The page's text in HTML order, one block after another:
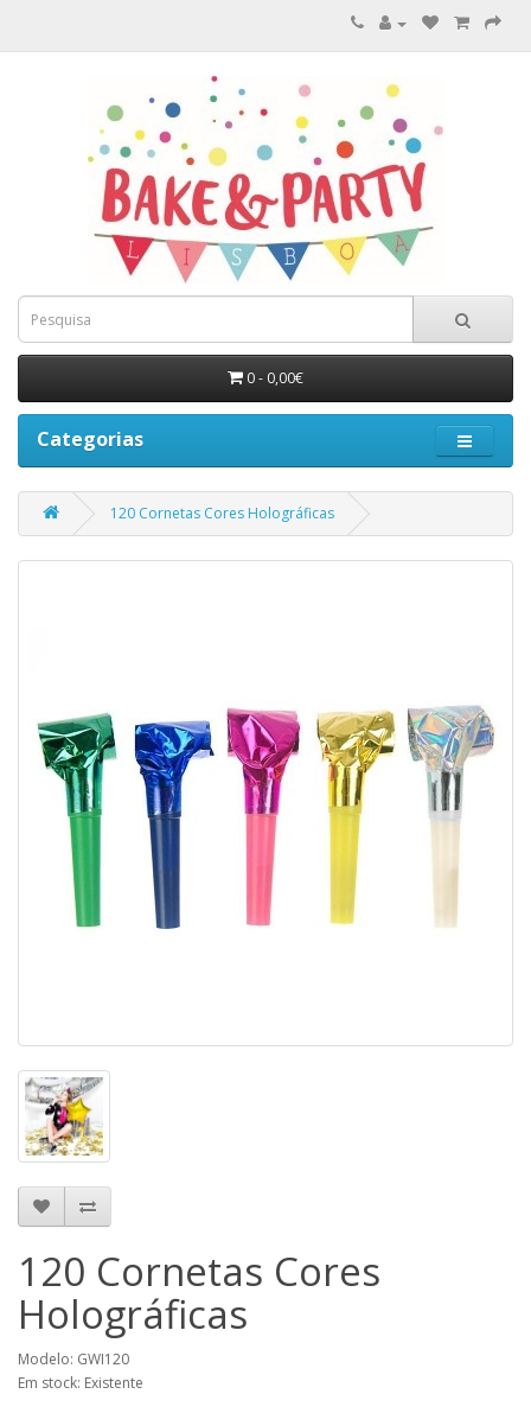
0 - 0,00€
Categorias
120 Cornetas Cores Holográficas
120 Cornetas Cores
Holográficas
Modelo: GWI120
Em stock: Existente